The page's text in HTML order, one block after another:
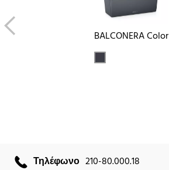
BALCONERA Color
Τηλέφωνο 210-80.000.18